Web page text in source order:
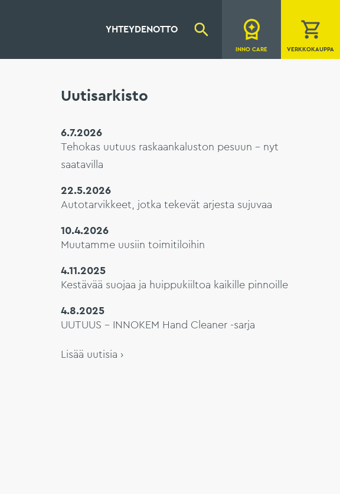
YHTEYDENOTTO
INNO CARE VERKKOKAUPPA
Uutisarkisto
6.7.2026
Tehokas uutuus raskaankaluston pesuun – nyt
saatavilla
22.5.2026
Autotarvikkeet, jotka tekevät arjesta sujuvaa
10.4.2026
Muutamme uusiin toimitiloihin
4.11.2025
Kestävää suojaa ja huippukiiltoa kaikille pinnoille
4.8.2025
UUTUUS – INNOKEM Hand Cleaner -sarja
Lisää uutisia ›